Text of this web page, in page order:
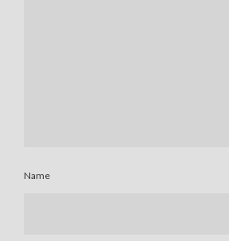
Name